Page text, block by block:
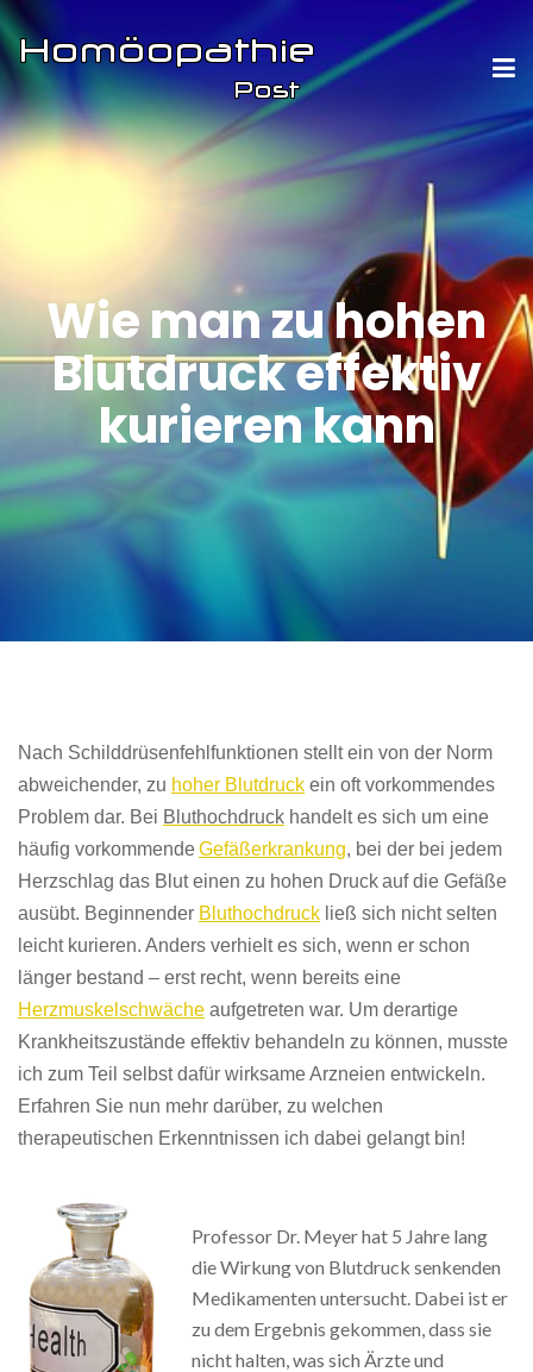
Wie man zu hohen
Blutdruck effektiv
kurieren kann
Nach Schilddrüsenfehlfunktionen stellt ein von der Norm
abweichender, zu hoher Blutdruck ein oft vorkommendes
Problem dar. Bei Bluthochdruck handelt es sich um eine
häufig vorkommendeGefäßerkrankung, bei der bei jedem
Herzschlag das Blut einen zu hohen Druckauf die Gefäße
ausübt. Beginnender Bluthochdruck ließ sich nicht selten
leicht kurieren. Anders verhielt es sich, wenn er schon
länger bestand – erst recht, wenn bereits eine
Herzmuskelschwäche aufgetreten war. Um derartige
Krankheitszustände effektiv behandeln zu können, musste
ich zum Teil selbst dafür wirksame Arzneien entwickeln.
Erfahren Sie nun mehr darüber, zu welchen
therapeutischen Erkenntnissen ich dabei gelangt bin!
Professor Dr. Meyer hat 5 Jahre lang
die Wirkung von Blutdruck senkenden
Medikamenten untersucht. Dabei ist er
zu dem Ergebnis gekommen, dass sie
nicht halten, was sich Ärzte und